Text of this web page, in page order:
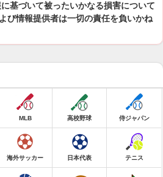
基づいて被ったいかなる損害について
び情報提供者は一切の責任を負いかね
MLB 高校野球 侍ジャパン
海外サッカー 日本代表 テニス